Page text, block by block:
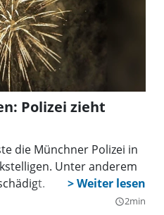
Polizei zieht
die Münchner Polizei in
Unter anderem
query_builder2min